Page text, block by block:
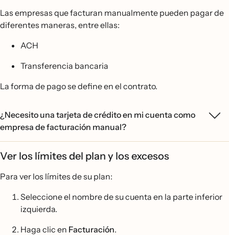
Las empresas que facturan manualmente pueden pagar de
diferentes maneras, entre ellas:
ACH
Transferencia bancaria
La forma de pago se define en el contrato.
¿Necesito una tarjeta de crédito en mi cuenta como
empresa de facturación manual?
Ver los límites del plan y los excesos
Para ver los límites de su plan:
Seleccione el nombre de su cuenta en la parte inferior
izquierda.
Haga clic en Facturación.